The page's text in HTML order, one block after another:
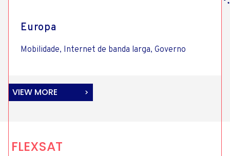
Europa
Mobilidade, Internet de banda larga, Governo
VIEW MORE
FLEXSAT